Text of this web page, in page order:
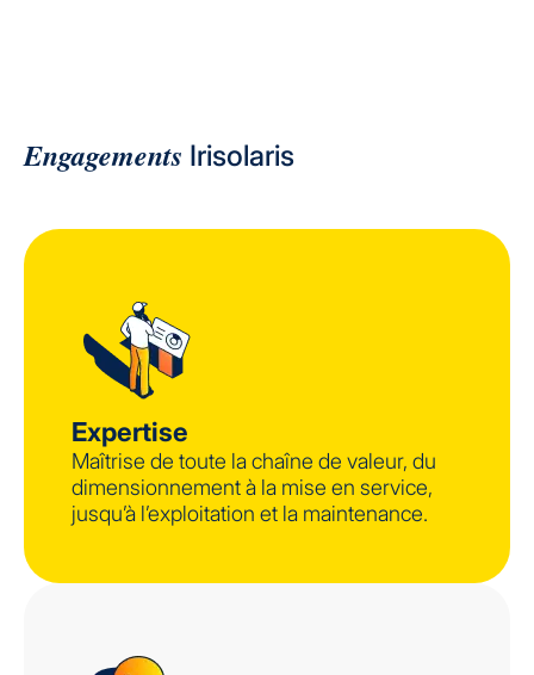
Engagements Irisolaris
Expertise
Maîtrise de toute la chaîne de valeur, du
dimensionnement à la mise en service,
jusqu’à l’exploitation et la maintenance.